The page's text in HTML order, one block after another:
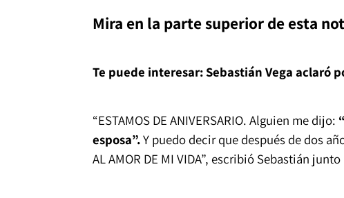
Mira en la parte superior de esta
Te puede interesar:Sebastián Vega aclaró
“ESTAMOS DE ANIVERSARIO. Alguien me dijo:
esposa”.Y puedo decir que después de dos
AL AMOR DE MI VIDA”, escribió Sebastián